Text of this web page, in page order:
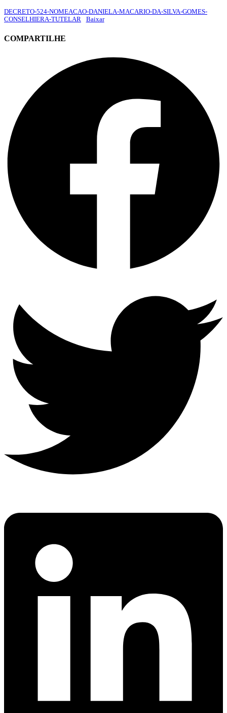
DECRETO-524-NOMEACAO-DANIELA-MACARIO-DA-SILVA-GOMES-
CONSELHIERA-TUTELAR
Baixar
COMPARTILHE